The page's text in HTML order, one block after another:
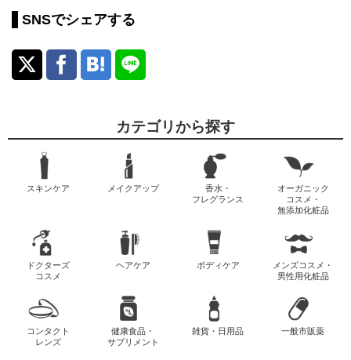
SNSでシェアする
カテゴリから探す
スキンケア メイクアップ
香水・
フレグランス
オーガニック
コスメ・
無添加化粧品
ドクターズ
コスメ
ヘアケア ボディケア
メンズコスメ・
男性用化粧品
コンタクト
レンズ
健康食品・
サプリメント
雑貨・日用品 一般市販薬